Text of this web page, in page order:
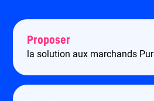
Proposer
la solution aux marchands